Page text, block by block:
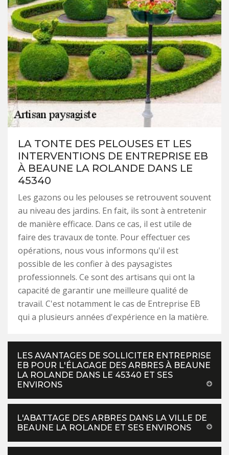
LA TONTE DES PELOUSES ET LES
INTERVENTIONS DE ENTREPRISE EB
À BEAUNE LA ROLANDE DANS LE
45340
Les gazons ou les pelouses se retrouvent souvent
au niveau des jardins. En fait, ils sont à entretenir
de manière efficace. Dans ce cas, il est utile de
faire des travaux de tonte. Pour effectuer ces
opérations, nous vous informons qu'il est
possible de les confier à des paysagistes
professionnels. Ce sont des artisans qui ont la
capacité de garantir une meilleure qualité de
travail. C'est notamment le cas de Entreprise EB
qui a plusieurs années d'expérience en la matière.
LES AVANTAGES DE SOLLICITER ENTREPRISE
EB POUR L'ÉLAGAGE DES ARBRES À BEAUNE
LA ROLANDE DANS LE 45340 ET SES
ENVIRONS
L'ABATTAGE DES ARBRES DANS LA VILLE DE
BEAUNE LA ROLANDE ET SES ENVIRONS